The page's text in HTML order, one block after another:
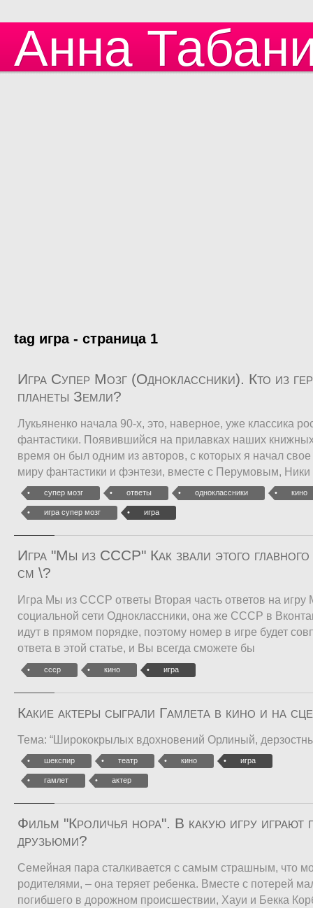
Анна
tag игра - страница 1
Игра Супер Мозг (Одноклассники). Кто из
планеты Земли?
Лукьяненко начала 90-х, это, наверное, уже классика
фантастики. Появившийся на прилавках наших
время он был одним из авторов, с которых я начал
миру фантастики и фэнтези, вместе с Перумовым, Ники
супер мозг ответы одноклассники кино
игра супер мозг игра
Игра "Мы из СССР" Как звали этого главного
см \?
Игра Мы из СССР ответы Вторая часть ответов на
социальной сети Одноклассники, она же СССР в
идут в прямом порядке, поэтому номер в игре будет
ответа в этой статье, и Вы всегда сможете бы
ссср кино игра
Какие актеры сыграли Гамлета в кино и на
Тема: “Ширококрылых вдохновений Орлиный,
шекспир театр кино игра
гамлет актер
Фильм "Кроличья нора". В какую игру играют
друзьюми?
Семейная пара сталкивается с самым страшным, что
родителями, – она теряет ребенка. Вместе с потерей
погибшего в дорожном происшествии, Хауи и Бекка